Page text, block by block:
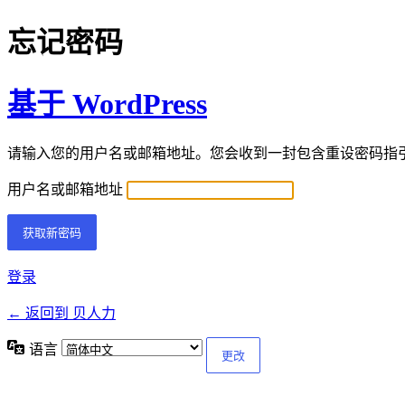
忘记密码
基于 WordPress
请输入您的用户名或邮箱地址。您会收到一封包含重设密码指
用户名或邮箱地址
登录
← 返回到 贝人力
语言